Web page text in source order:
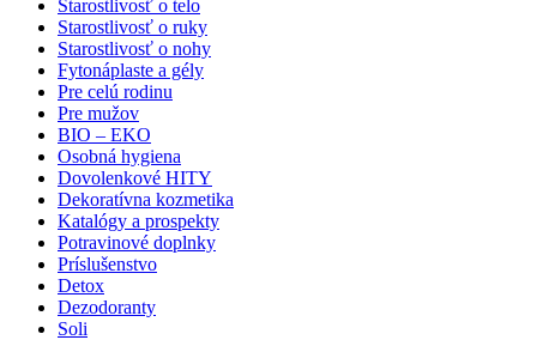
Starostlivosť o telo
Starostlivosť o ruky
Starostlivosť o nohy
Fytonáplaste a gély
Pre celú rodinu
Pre mužov
BIO – EKO
Osobná hygiena
Dovolenkové HITY
Dekoratívna kozmetika
Katalógy a prospekty
Potravinové doplnky
Príslušenstvo
Detox
Dezodoranty
Soli